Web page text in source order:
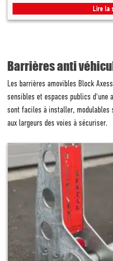
Lire la
Barrières anti
Les barrières amovibles Block
sensibles et espaces publics d'une
sont faciles à installer, modulables
aux largeurs des voies à sécuriser.